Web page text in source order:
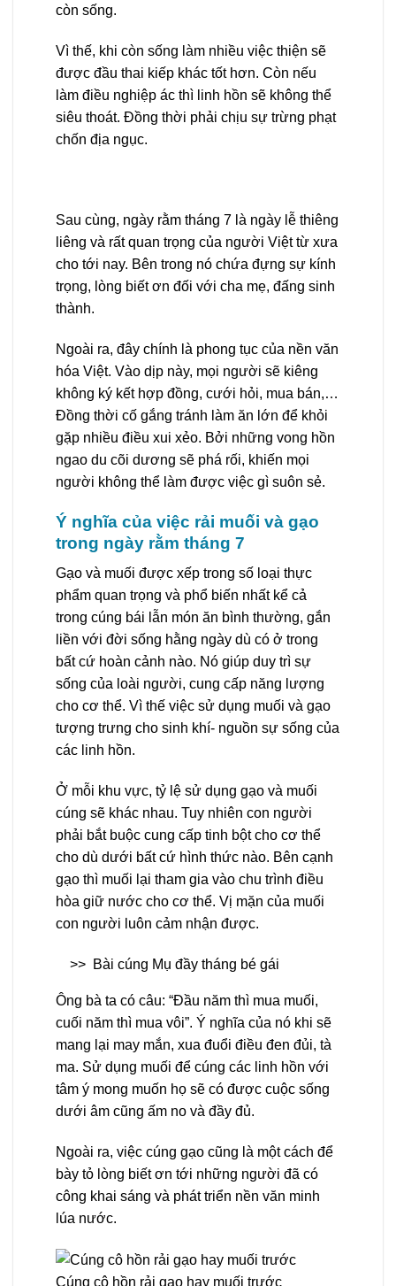
còn sống.
Vì thế, khi còn sống làm nhiều việc thiện sẽ
được đầu thai kiếp khác tốt hơn. Còn nếu
làm điều nghiệp ác thì linh hồn sẽ không thể
siêu thoát. Đồng thời phải chịu sự trừng phạt
chốn địa ngục.
Sau cùng, ngày rằm tháng 7 là ngày lễ thiêng
liêng và rất quan trọng của người Việt từ xưa
cho tới nay. Bên trong nó chứa đựng sự kính
trọng, lòng biết ơn đối với cha mẹ, đấng sinh
thành.
Ngoài ra, đây chính là phong tục của nền văn
hóa Việt. Vào dịp này, mọi người sẽ kiêng
không ký kết hợp đồng, cưới hỏi, mua bán,…
Đồng thời cố gắng tránh làm ăn lớn để khỏi
gặp nhiều điều xui xẻo. Bởi những vong hồn
ngao du cõi dương sẽ phá rối, khiến mọi
người không thể làm được việc gì suôn sẻ.
Ý nghĩa của việc rải muối và gạo
trong ngày rằm tháng 7
Gạo và muối được xếp trong số loại thực
phẩm quan trọng và phổ biến nhất kể cả
trong cúng bái lẫn món ăn bình thường, gắn
liền với đời sống hằng ngày dù có ở trong
bất cứ hoàn cảnh nào. Nó giúp duy trì sự
sống của loài người, cung cấp năng lượng
cho cơ thể. Vì thế việc sử dụng muối và gạo
tượng trưng cho sinh khí- nguồn sự sống của
các linh hồn.
Ở mỗi khu vực, tỷ lệ sử dụng gạo và muối
cúng sẽ khác nhau. Tuy nhiên con người
phải bắt buộc cung cấp tinh bột cho cơ thể
cho dù dưới bất cứ hình thức nào. Bên cạnh
gạo thì muối lại tham gia vào chu trình điều
hòa giữ nước cho cơ thể. Vị mặn của muối
con người luôn cảm nhận được.
>> Bài cúng Mụ đầy tháng bé gái
Ông bà ta có câu: “Đầu năm thì mua muối,
cuối năm thì mua vôi”. Ý nghĩa của nó khi sẽ
mang lại may mắn, xua đuổi điều đen đủi, tà
ma. Sử dụng muối để cúng các linh hồn với
tâm ý mong muốn họ sẽ có được cuộc sống
dưới âm cũng ấm no và đầy đủ.
Ngoài ra, việc cúng gạo cũng là một cách để
bày tỏ lòng biết ơn tới những người đã có
công khai sáng và phát triển nền văn minh
lúa nước.
Cúng cô hồn rải gạo hay muối trước